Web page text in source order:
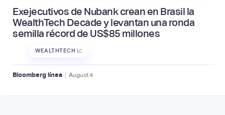
Exejecutivos de Nubank crean en Brasil la
WealthTech Decade y levantan una ronda
semilla récord de US$85 millones
WEALTHTECH 📈
Bloomberg línea | August4